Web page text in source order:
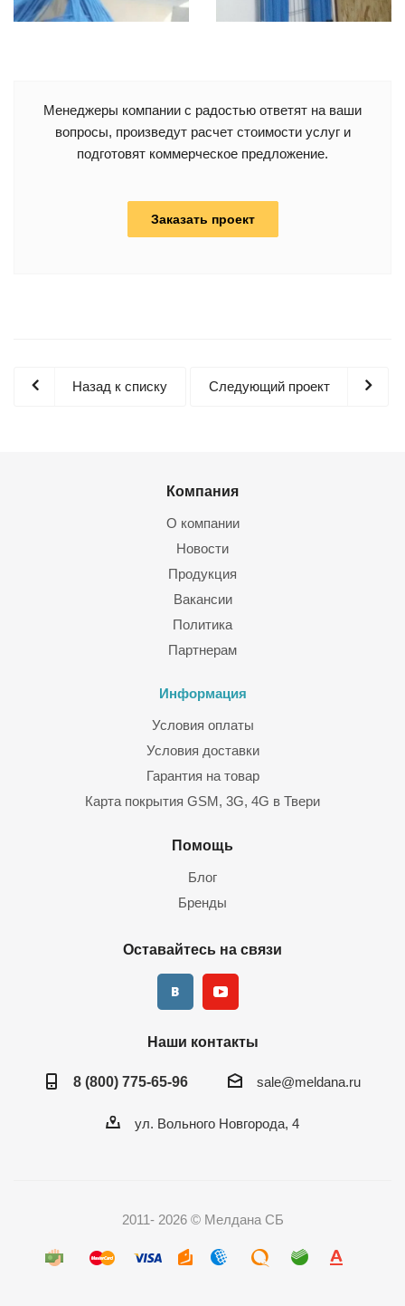
Менеджеры компании с радостью ответят на ваши
вопросы, произведут расчет стоимости услуг и
подготовят коммерческое предложение.
Заказать проект
Назад к списку Следующий проект
Компания
О компании
Новости
Продукция
Вакансии
Политика
Партнерам
Информация
Условия оплаты
Условия доставки
Гарантия на товар
Карта покрытия GSM, 3G, 4G в Твери
Помощь
Блог
Бренды
Оставайтесь на связи
Наши контакты
8 (800) 775-65-96 sale@meldana.ru
ул. Вольного Новгорода, 4
2011- 2026 © Мелдана СБ